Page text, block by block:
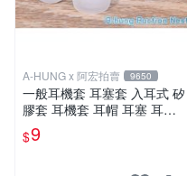
A-HUNG x 阿宏拍賣 9650
一般耳機套 耳塞套 入耳式 矽
膠套 耳機套 耳帽 耳塞 耳套
耳機塞 耳機矽膠套
$9